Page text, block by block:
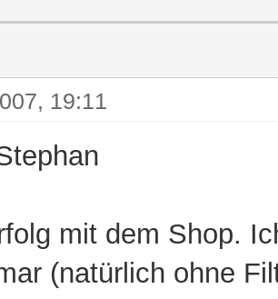
19:11
mit dem Shop.
(natürlich ohne